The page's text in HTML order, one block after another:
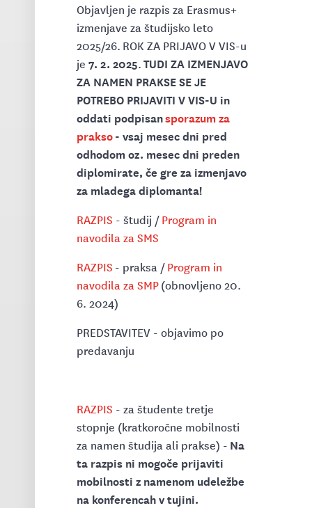
Objavljen je razpis za Erasmus+
izmenjave za študijsko leto
2025/26. ROK ZA PRIJAVO V VIS-u
je 7. 2. 2025.TUDI ZA IZMENJAVO
ZA NAMEN PRAKSE SE JE
POTREBO PRIJAVITI V VIS-U in
oddati podpisansporazum za
prakso- vsaj mesec dni pred
odhodom oz. mesec dni preden
diplomirate, če gre za izmenjavo
za mladega diplomanta!
RAZPIS - študij /Program in
navodila za SMS
RAZPIS - praksa /Program in
navodila za SMP(obnovljeno 20.
6. 2024)
PREDSTAVITEV - objavimo po
predavanju
RAZPIS - za študente tretje
stopnje (kratkoročne mobilnosti
za namen študija ali prakse) - Na
ta razpis ni mogoče prijaviti
mobilnosti z namenom udeležbe
na konferencah v tujini.